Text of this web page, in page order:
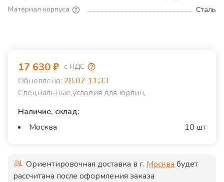
Материал корпуса
Сталь
17 630₽ с НДС
Обновлено: 28.07 11:33
Специальные условия для юрлиц
Наличие, склад:
Москва
10 шт
Ориентировочная доставка в г. Москвабудет
рассчитана после оформления заказа